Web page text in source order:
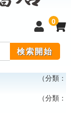
0
Ｉ （分類：
Ｉ （分類：